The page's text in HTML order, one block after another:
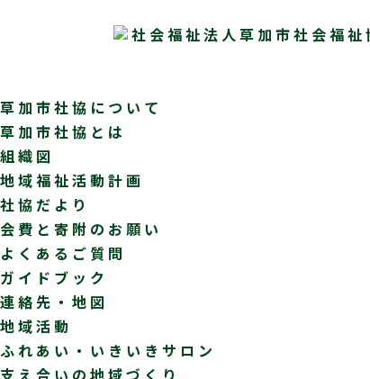
草加市社協について
草加市社協とは
組織図
地域福祉活動計画
社協だより
会費と寄附のお願い
よくあるご質問
ガイドブック
連絡先・地図
地域活動
ふれあい・いきいきサロン
支え合いの地域づくり